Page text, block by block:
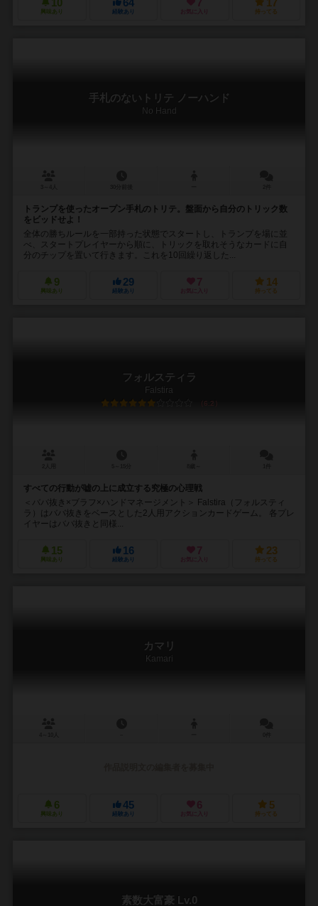
10
興味あり
64
経験あり
7
お気に入り
17
持ってる
手札のないトリテ ノーハンド
No Hand
トランプを使ったオープン手札のトリテ。盤面から自分のトリック数
をビッドせよ！
全体の勝ちルールを一部持った状態でスタートし、トランプを場に並
べ、スタートプレイヤーから順に、トリックを取れそうなカードに自
分のチップを置いて行きます。これを10回繰り返した...
9
興味あり
29
経験あり
7
お気に入り
14
持ってる
フォルスティラ
Falstira
6.2
すべての行動が嘘の上に成立する究極の心理戦
＜ババ抜き×ブラフ×ハンドマネージメント＞ Falstira（フォルスティ
ラ）はババ抜きをベースとした2人用アクションカードゲーム。 各プレ
イヤーはババ抜きと同様...
15
興味あり
16
経験あり
7
お気に入り
23
持ってる
カマリ
Kamari
6
興味あり
45
経験あり
6
お気に入り
5
持ってる
素数大富豪 Lv.0